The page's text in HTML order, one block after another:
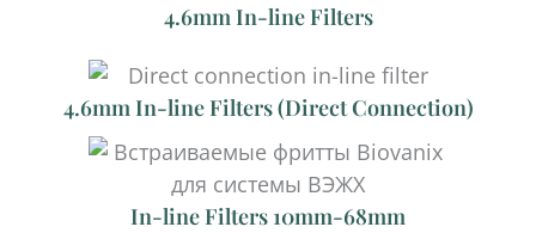
4.6mm In-line Filters
4.6mm In-line Filters (Direct Connection)
In-line Filters 10mm-68mm